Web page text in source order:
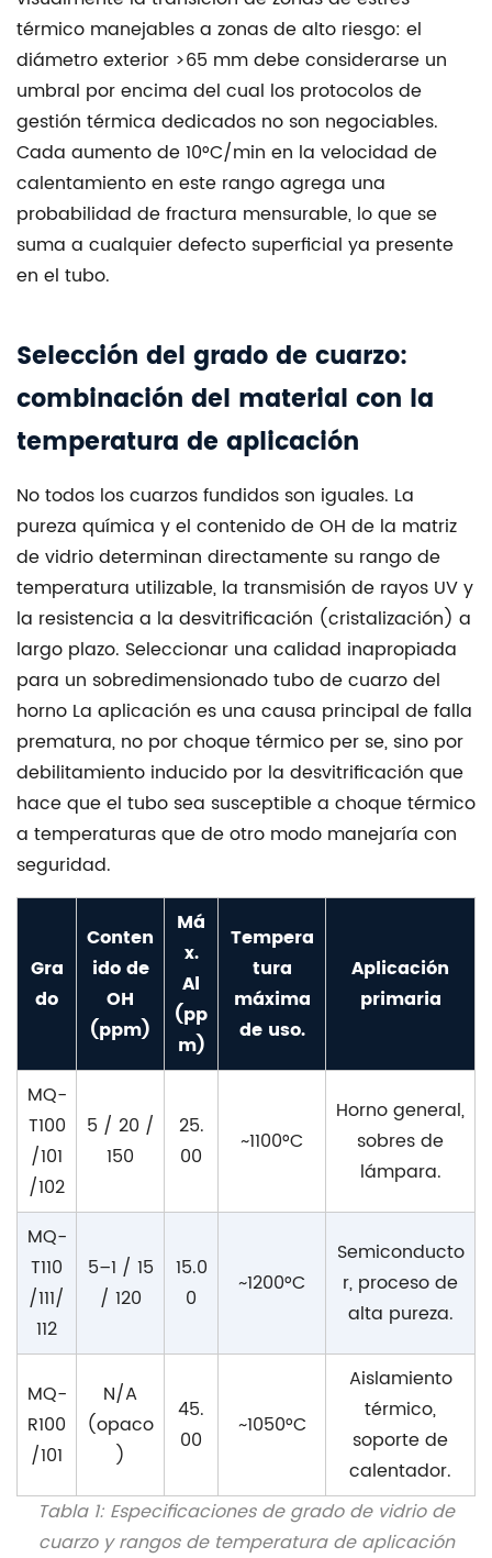
térmico manejables a zonas de alto riesgo: el
diámetro exterior >65 mm debe considerarse un
umbral por encima del cual los protocolos de
gestión térmica dedicados no son negociables.
Cada aumento de 10°C/min en la velocidad de
calentamiento en este rango agrega una
probabilidad de fractura mensurable, lo que se
suma a cualquier defecto superficial ya presente
en el tubo.
Selección del grado de cuarzo:
combinación del material con la
temperatura de aplicación
No todos los cuarzos fundidos son iguales. La
pureza química y el contenido de OH de la matriz
de vidrio determinan directamente su rango de
temperatura utilizable, la transmisión de rayos UV y
la resistencia a la desvitrificación (cristalización) a
largo plazo. Seleccionar una calidad inapropiada
para un sobredimensionadotubo de cuarzo del
horno La aplicación es una causa principal de falla
prematura, no por choque térmico per se, sino por
debilitamiento inducido por la desvitrificación que
hace que el tubo sea susceptible a choque térmico
a temperaturas que de otro modo manejaría con
seguridad.
Tabla 1: Especificaciones de grado de vidrio de
cuarzo y rangos de temperatura de aplicación
Gra
do
Conten
ido de
OH
(ppm)
Má
x.
Al
(pp
m)
Tempera
tura
máxima
de uso.
Aplicación
primaria
MQ-
T100
/101
/102
5 / 20 /
150
25.
00
~1100°C
Horno general,
sobres de
lámpara.
MQ-
T110
/111/
112
5–1 / 15
/ 120
15.0
0
~1200°C
Semiconducto
r, proceso de
alta pureza.
MQ-
R100
/101
N/A
(opaco
)
45.
00
~1050°C
Aislamiento
térmico,
soporte de
calentador.